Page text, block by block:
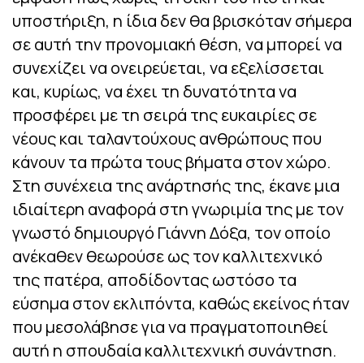
υποστήριξη, η ίδια δεν θα βρισκόταν σήμερα
σε αυτή την προνομιακή θέση, να μπορεί να
συνεχίζει να ονειρεύεται, να εξελίσσεται
και, κυρίως, να έχει τη δυνατότητα να
προσφέρει με τη σειρά της ευκαιρίες σε
νέους και ταλαντούχους ανθρώπους που
κάνουν τα πρώτα τους βήματα στον χώρο.
Στη συνέχεια της ανάρτησής της, έκανε μια
ιδιαίτερη αναφορά στη γνωριμία της με τον
γνωστό δημιουργό Γιάννη Δόξα, τον οποίο
ανέκαθεν θεωρούσε ως τον καλλιτεχνικό
της πατέρα, αποδίδοντας ωστόσο τα
εύσημα στον εκλιπόντα, καθώς εκείνος ήταν
που μεσολάβησε για να πραγματοποιηθεί
αυτή η σπουδαία καλλιτεχνική συνάντηση.